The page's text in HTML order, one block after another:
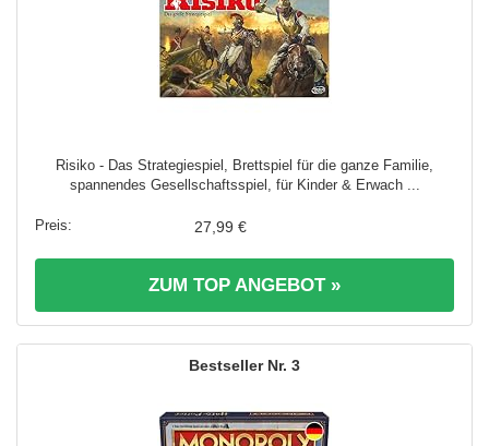
Risiko - Das Strategiespiel, Brettspiel für die ganze Familie,
spannendes Gesellschaftsspiel, für Kinder & Erwach ...
27,99 €
ZUM TOP ANGEBOT »
3